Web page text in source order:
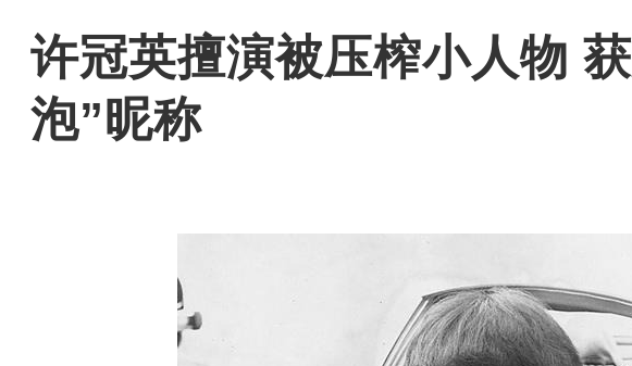
许冠英擅演被压榨小人物
泡”昵称